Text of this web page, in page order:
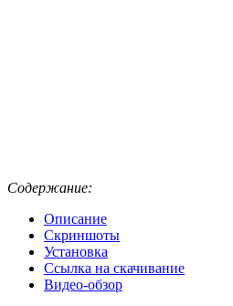
Содержание:
Описание
Скриншоты
Установка
Ссылка на скачивание
Видео-обзор